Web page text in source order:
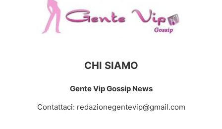
CHI SIAMO
Gente Vip Gossip News
Contattaci: redazionegentevip@gmail.com